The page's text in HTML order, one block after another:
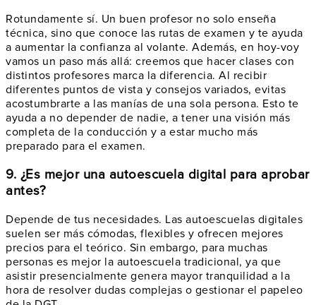
Rotundamente sí. Un buen profesor no solo enseña
técnica, sino que conoce las rutas de examen y te ayuda
a aumentar la confianza al volante. Además, en hoy-voy
vamos un paso más allá: creemos que hacer clases con
distintos profesores marca la diferencia. Al recibir
diferentes puntos de vista y consejos variados, evitas
acostumbrarte a las manías de una sola persona. Esto te
ayuda a no depender de nadie, a tener una visión más
completa de la conducción y a estar mucho más
preparado para el examen.
9. ¿Es mejor una autoescuela digital para aprobar
antes?
Depende de tus necesidades. Las autoescuelas digitales
suelen ser más cómodas, flexibles y ofrecen mejores
precios para el teórico. Sin embargo, para muchas
personas es mejor la autoescuela tradicional, ya que
asistir presencialmente genera mayor tranquilidad a la
hora de resolver dudas complejas o gestionar el papeleo